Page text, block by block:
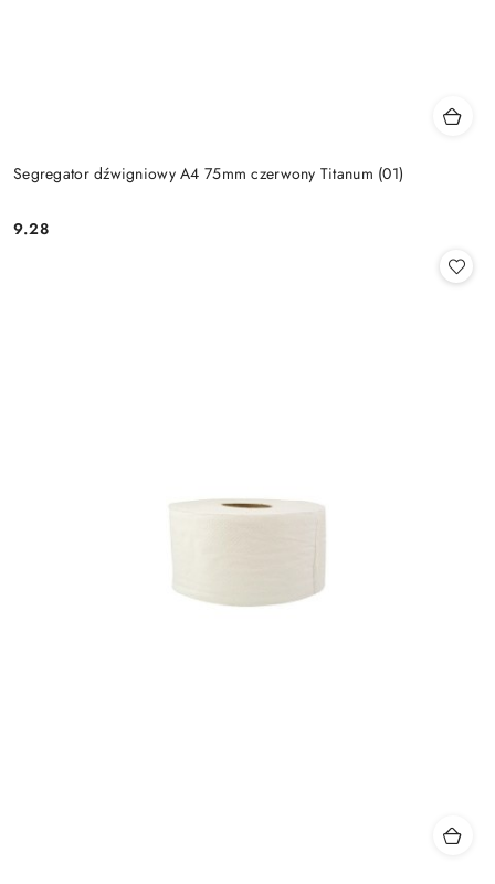
Segregator dźwigniowy A4 75mm czerwony Titanum (01)
Cena:
9.28